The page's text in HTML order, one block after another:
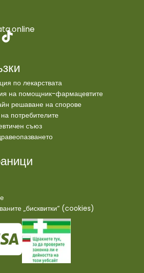
по лекарствата
на помощник-фармацевтите
решаване на спорове
потребителите
съюз
„бисквитки“ (cookies)